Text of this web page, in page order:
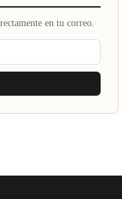
en tu correo.